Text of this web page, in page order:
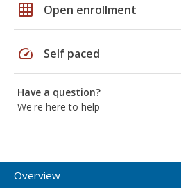
grid_on Open enrollment
speed Self paced
Have a question?
We're here to help
Overview